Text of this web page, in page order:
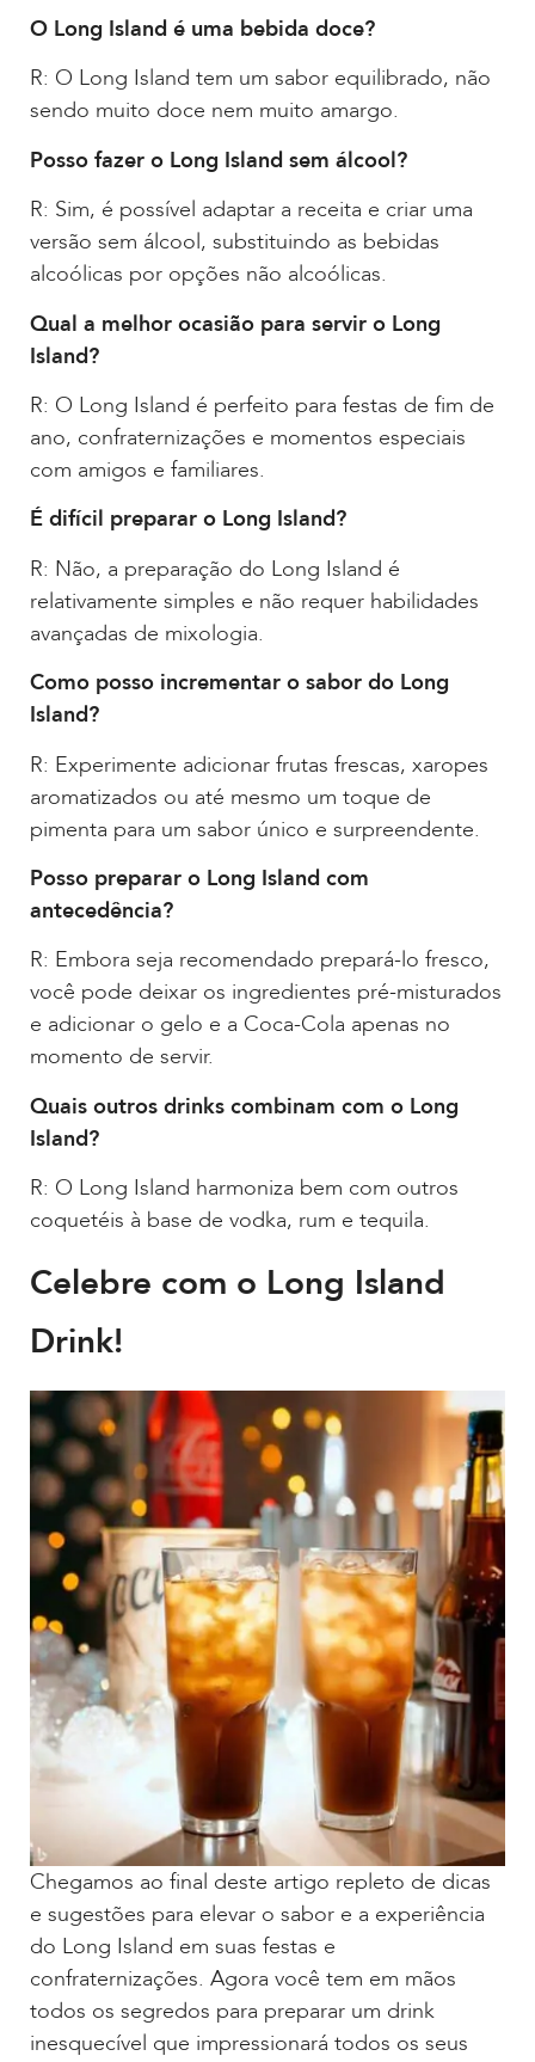
O Long Island é uma bebida doce?
R: O Long Island tem um sabor equilibrado, não
sendo muito doce nem muito amargo.
Posso fazer o Long Island sem álcool?
R: Sim, é possível adaptar a receita e criar uma
versão sem álcool, substituindo as bebidas
alcoólicas por opções não alcoólicas.
Qual a melhor ocasião para servir o Long
Island?
R: O Long Island é perfeito para festas de fim de
ano, confraternizações e momentos especiais
com amigos e familiares.
É difícil preparar o Long Island?
R: Não, a preparação do Long Island é
relativamente simples e não requer habilidades
avançadas de mixologia.
Como posso incrementar o sabor do Long
Island?
R: Experimente adicionar frutas frescas, xaropes
aromatizados ou até mesmo um toque de
pimenta para um sabor único e surpreendente.
Posso preparar o Long Island com
antecedência?
R: Embora seja recomendado prepará-lo fresco,
você pode deixar os ingredientes pré-misturados
e adicionar o gelo e a Coca-Cola apenas no
momento de servir.
Quais outros drinks combinam com o Long
Island?
R: O Long Island harmoniza bem com outros
coquetéis à base de vodka, rum e tequila.
Celebre com o Long Island
Drink!
Chegamos ao final deste artigo repleto de dicas
e sugestões para elevar o sabor e a experiência
do Long Island em suas festas e
confraternizações. Agora você tem em mãos
todos os segredos para preparar um drink
inesquecível que impressionará todos os seus